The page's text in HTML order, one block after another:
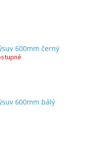
600mm černý
600mm bálý